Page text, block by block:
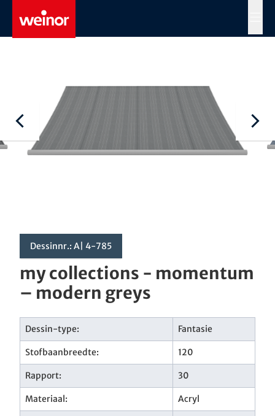
Skip to main content
Dessinnr.: A| 4-785
my collections - momentum
– modern greys
Dessin-type: Fantasie
Stofbaanbreedte: 120
Rapport: 30
Materiaal: Acryl